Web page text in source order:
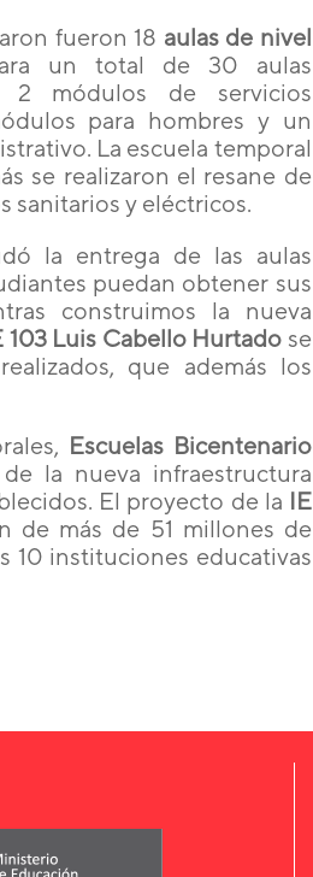
fueron 18 aulas de nivel
un total de 30 aulas
2 módulos de servicios
para hombres y un
La escuela temporal
se realizaron el resane de
sanitarios y eléctricos.
la entrega de las aulas
puedan obtener sus
construimos la nueva
103 Luis Cabello Hurtado se
que además los
Escuelas Bicentenario
la nueva infraestructura
El proyecto de la IE
de más de 51 millones de
10 instituciones educativas